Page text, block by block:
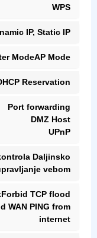
WPS
IP, Static IP
ModeAP Mode
Reservation
Port forwarding
DMZ Host
UPnP
Daljinsko
vebom
TCP flood
WAN PING from
internet